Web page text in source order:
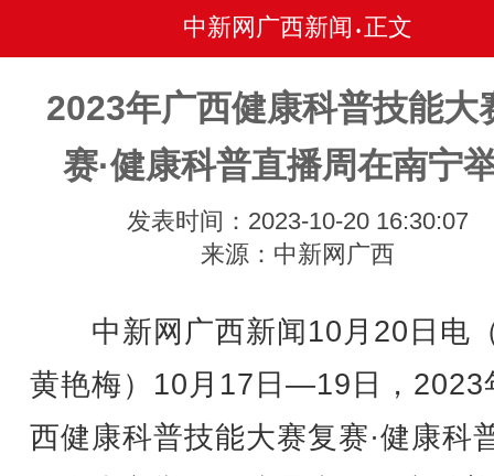
中新网广西新闻 • 正文
2023年广西健康科普技能大
赛·健康科普直播周在南宁
发表时间：2023-10-20 16:30:07
来源：中新网广西
中新网广西新闻10月20日电
黄艳梅）10月17日—19日，2023
西健康科普技能大赛复赛·健康科